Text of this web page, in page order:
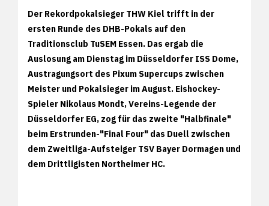
Der Rekordpokalsieger THW Kiel trifft in der
ersten Runde des DHB-Pokals auf den
Traditionsclub TuSEM Essen. Das ergab die
Auslosung am Dienstag im Düsseldorfer ISS Dome,
Austragungsort des Pixum Supercups zwischen
Meister und Pokalsieger im August. Eishockey-
Spieler Nikolaus Mondt, Vereins-Legende der
Düsseldorfer EG, zog für das zweite "Halbfinale"
beim Erstrunden-"Final Four" das Duell zwischen
dem Zweitliga-Aufsteiger TSV Bayer Dormagen und
dem Drittligisten Northeimer HC.